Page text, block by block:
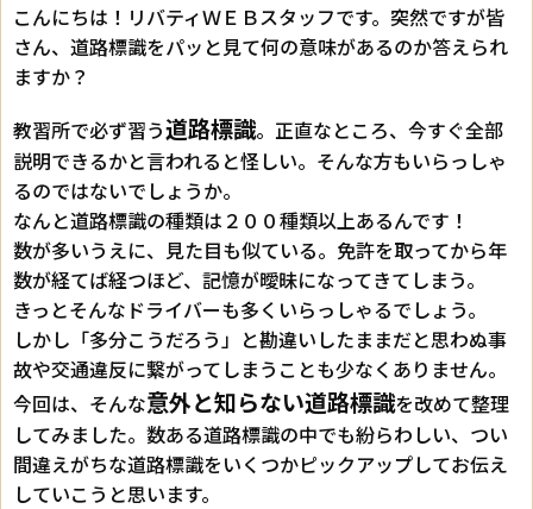
こんにちは！リバティＷＥＢスタッフです。突然ですが皆
さん、道路標識をパッと見て何の意味があるのか答えられ
ますか？
教習所で必ず習う道路標識。正直なところ、今すぐ全部
説明できるかと言われると怪しい。そんな方もいらっしゃ
るのではないでしょうか。
なんと道路標識の種類は２００種類以上あるんです！
数が多いうえに、見た目も似ている。免許を取ってから年
数が経てば経つほど、記憶が曖昧になってきてしまう。
きっとそんなドライバーも多くいらっしゃるでしょう。
しかし「多分こうだろう」と勘違いしたままだと思わぬ事
故や交通違反に繋がってしまうことも少なくありません。
今回は、そんな意外と知らない道路標識を改めて整理
してみました。数ある道路標識の中でも紛らわしい、つい
間違えがちな道路標識をいくつかピックアップしてお伝え
していこうと思います。